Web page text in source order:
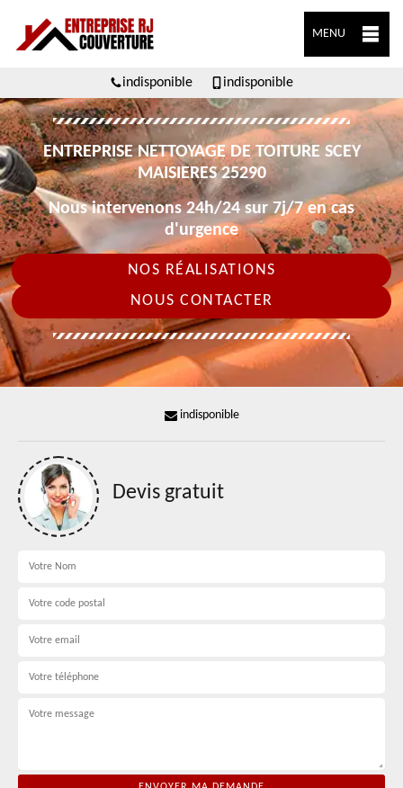
MENU
indisponible indisponible
ENTREPRISE NETTOYAGE DE TOITURE SCEY
MAISIERES 25290
Nous intervenons 24h/24 sur 7j/7 en cas
d'urgence
NOS RÉALISATIONS
NOUS CONTACTER
indisponible
Devis gratuit